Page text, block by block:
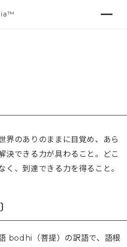
界のありのままに目覚め、あら
決できる力が具わること。どこ
く、到達できる力を得ること。
bodhi（菩提）の訳語で、語根